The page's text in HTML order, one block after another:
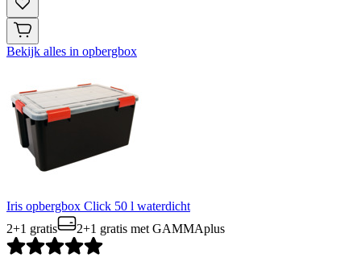
Bekijk alles in opbergbox
Iris opbergbox Click 50 l waterdicht
2+1 gratis
2+1 gratis met GAMMAplus